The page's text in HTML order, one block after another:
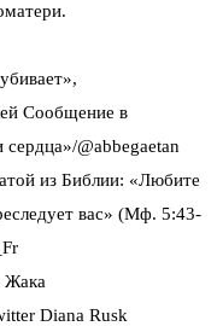
Сообщение в
@abbegaetan
из Библии: «Любите
вас» (Мф. 5:43-
Жака
Diana Rusk